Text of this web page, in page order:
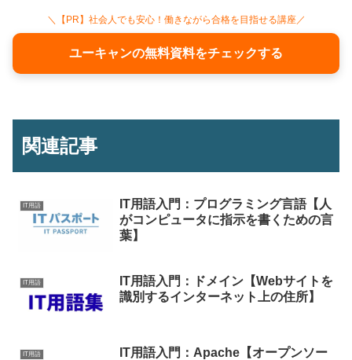
＼【PR】社会人でも安心！働きながら合格を目指せる講座／
ユーキャンの無料資料をチェックする
関連記事
IT用語
IT用語入門：プログラミング言語【人
がコンピュータに指示を書くための言
葉】
IT用語
IT用語入門：ドメイン【Webサイトを
識別するインターネット上の住所】
IT用語
IT用語入門：Apache【オープンソー